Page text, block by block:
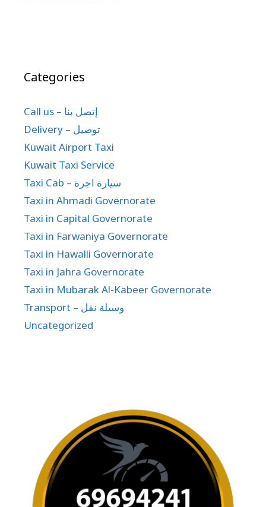
Categories
Call us – إتصل بنا
Delivery – توصيل
Kuwait Airport Taxi
Kuwait Taxi Service
Taxi Cab – سيارة اجرة
Taxi in Ahmadi Governorate
Taxi in Capital Governorate
Taxi in Farwaniya Governorate
Taxi in Hawalli Governorate
Taxi in Jahra Governorate
Taxi in Mubarak Al-Kabeer Governorate
Transport – وسيلة نقل
Uncategorized